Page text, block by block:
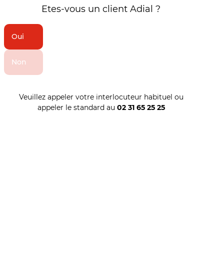
Etes-vous un client Adial ?
Oui
Non
Veuillez appeler votre interlocuteur habituel ou
appeler le standard au 02 31 65 25 25